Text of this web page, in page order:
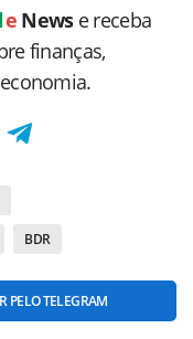
le News e receba
finanças,
BDR
PELO TELEGRAM